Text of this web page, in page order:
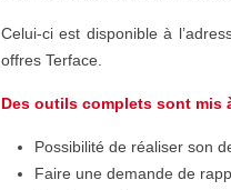
Celui-ci est disponible à
offres Terface.
Des outils complets sont mis
Possibilité de réaliser son
Faire une demande de